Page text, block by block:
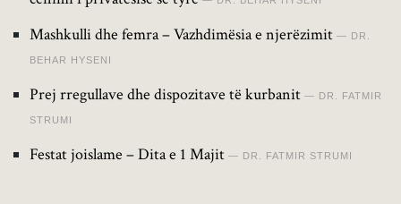
Mashkulli dhe femra – Vazhdimësia e njerëzimit DR.
BEHAR HYSENI
Prej rregullave dhe dispozitave të kurbanit DR. FATMIR
STRUMI
Festat joislame – Dita e 1 Majit DR. FATMIR STRUMI